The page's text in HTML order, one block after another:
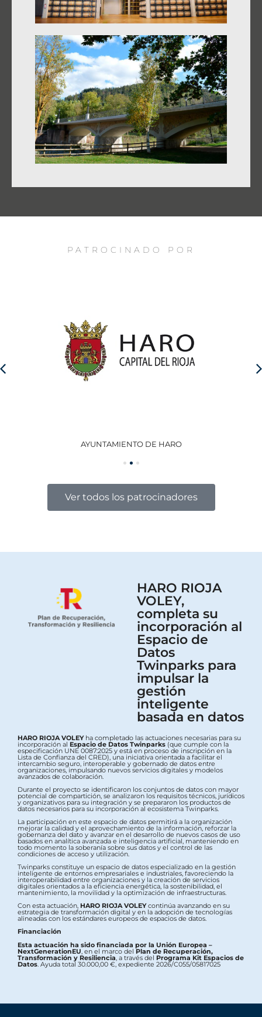
PATROCINADO POR
AYUNTAMIENTO DE HARO
Ver todos los patrocinadores
HARO RIOJA
VOLEY,
completa su
incorporación al
Espacio de
Datos
Twinparks para
impulsar la
gestión
inteligente
basada en datos
HARO RIOJA VOLEYha completado las actuaciones necesarias para su
incorporación al Espacio de Datos Twinparks (que cumple con la
especificación UNE 0087:2025 y está en proceso de inscripción en la
Lista de Confianza del CRED), una iniciativa orientada a facilitar el
intercambio seguro, interoperable y gobernado de datos entre
organizaciones, impulsando nuevos servicios digitales y modelos
avanzados de colaboración.
Durante el proyecto se identificaron los conjuntos de datos con mayor
potencial de compartición, se analizaron los requisitos técnicos, jurídicos
y organizativos para su integración y se prepararon los productos de
datos necesarios para su incorporación al ecosistema Twinparks.
La participación en este espacio de datos permitirá a la organización
mejorar la calidad y el aprovechamiento de la información, reforzar la
gobernanza del dato y avanzar en el desarrollo de nuevos casos de uso
basados en analítica avanzada e inteligencia artificial, manteniendo en
todo momento la soberanía sobre sus datos y el control de las
condiciones de acceso y utilización.
Twinparks constituye un espacio de datos especializado en la gestión
inteligente de entornos empresariales e industriales, favoreciendo la
interoperabilidad entre organizaciones y la creación de servicios
digitales orientados a la eficiencia energética, la sostenibilidad, el
mantenimiento, la movilidad y la optimización de infraestructuras.
Con esta actuación, HARO RIOJA VOLEYcontinúa avanzando en su
estrategia de transformación digital y en la adopción de tecnologías
alineadas con los estándares europeos de espacios de datos.
Financiación
Esta actuación ha sido financiada por la Unión Europea –
NextGenerationEU , en el marco delPlan de Recuperación,
Transformación y Resiliencia , a través del Programa Kit Espacios de
Datos . Ayuda total 30.000,00 €, expediente 2026/C055/05817025